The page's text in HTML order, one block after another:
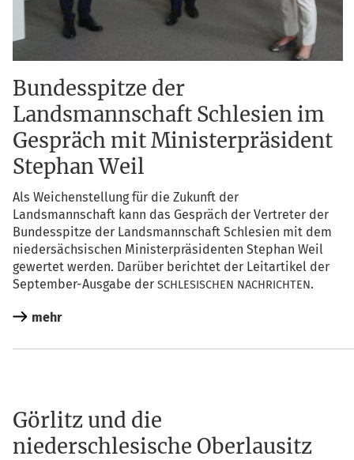
Bundesspitze der
Landsmannschaft Schlesien im
Gespräch mit Ministerpräsident
Stephan Weil
Als Wei­chen­stel­lung für die Zukunft der
Lands­mann­schaft kann das Gespräch der Ver­tre­ter der
Bun­des­spit­ze der Lands­mann­schaft Schle­si­en mit dem
nie­der­säch­si­schen Minis­ter­prä­si­den­ten Ste­phan Weil
gewer­tet wer­den. Dar­über berich­tet der Leit­ar­ti­kel der
Sep­tem­ber-Aus­ga­be der SCHLESISCHEN NACHRICHTEN.
mehr
Görlitz und die
niederschlesische Oberlausitz